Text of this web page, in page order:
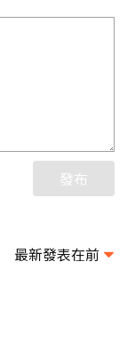
發布
最新發表在前